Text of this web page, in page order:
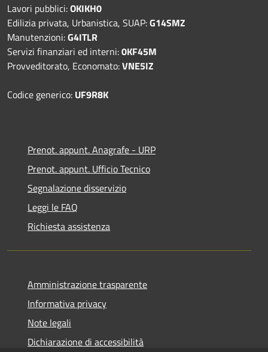
Lavori pubblici:OKIKH0
Edilizia privata, Urbanistica, SUAP:G14SMZ
Manutenzioni:G4ITLR
Servizi finanziari ed interni:0KF45M
Provveditorato, Economato:VNE5IZ
Codice generico: UF9R8K
Prenot. appunt. Anagrafe - URP
Prenot. appunt. Ufficio Tecnico
Segnalazione disservizio
Leggi le FAQ
Richiesta assistenza
Amministrazione trasparente
Informativa privacy
Note legali
Dichiarazione di accessibilità